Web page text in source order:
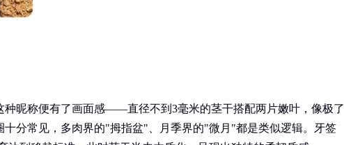
种昵称便有了画面感——直径不到3毫米的茎干搭配两片嫩叶，像极了
分常见，多肉界的"拇指盆"、月季界的"微月"都是类似逻辑。牙签